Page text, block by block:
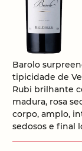
Barolo
tipicidade de
Rubi brilhante
madura, rosa
corpo, amplo,
sedosos e final